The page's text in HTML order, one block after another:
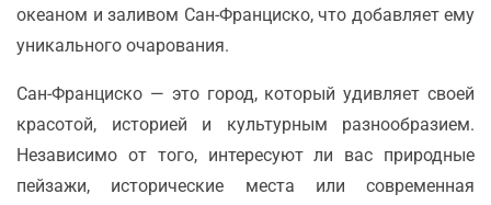
океаном и заливом Сан-Франциско, что добавляет ему
уникального очарования.
Сан-Франциско — это город, который удивляет своей
красотой, историей и культурным разнообразием.
Независимо от того, интересуют ли вас природные
пейзажи, исторические места или современная